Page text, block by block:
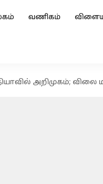
வணிகம்
அறிமுகம்;